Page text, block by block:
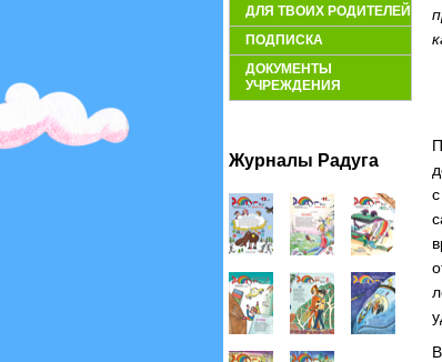
ДЛЯ ТВОИХ РОДИТЕЛЕЙ
ПОДПИСКА
ДОКУМЕНТЫ
УЧРЕЖДЕНИЯ
Журналы Радуга